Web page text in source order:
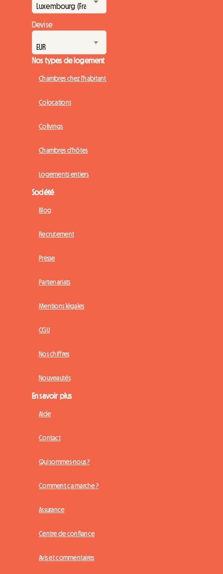
Devise
Nos types de logement
Chambres chez l'habitant
Colocations
Colivings
Chambres d'hôtes
Logements entiers
Société
Blog
Recrutement
Presse
Partenariats
Mentions légales
CGU
Nos chiffres
Nouveautés
En savoir plus
Aide
Contact
Qui sommes-nous ?
Comment ça marche ?
Assurance
Centre de confiance
Avis et commentaires